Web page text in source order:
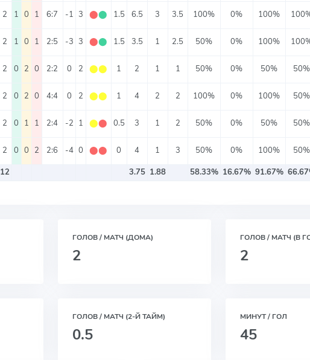
2 1 0 1 6:7 -1 3 ⬤⬤ 1.5 6.5 3 3.5 100% 0% 100%
2 1 0 1 2:5 -3 3 ⬤⬤ 1.5 3.5 1 2.5 50% 0% 100%
2 0 2 0 2:2 0 2 ⬤⬤ 1 2 1 1 50% 0% 50% 50%
2 0 2 0 4:4 0 2 ⬤⬤ 1 4 2 2 100% 0% 100% 50%
2 0 1 1 2:4 -2 1 ⬤⬤ 0.5 3 1 2 50% 0% 50% 50%
2 0 0 2 2:6 -4 0 ⬤⬤ 0 4 1 3 50% 0% 100% 50%
12 3.75 1.88 58.33% 16.67% 91.67%
ГОЛОВ / МАТЧ (ДОМА)
2
ГОЛОВ / МАТЧ (В
2
ГОЛОВ / МАТЧ (2-Й ТАЙМ)
0.5
МИНУТ / ГОЛ
45